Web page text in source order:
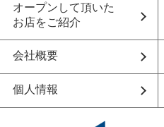
オープンして頂いた
お店をご紹介
会社概要
個人情報